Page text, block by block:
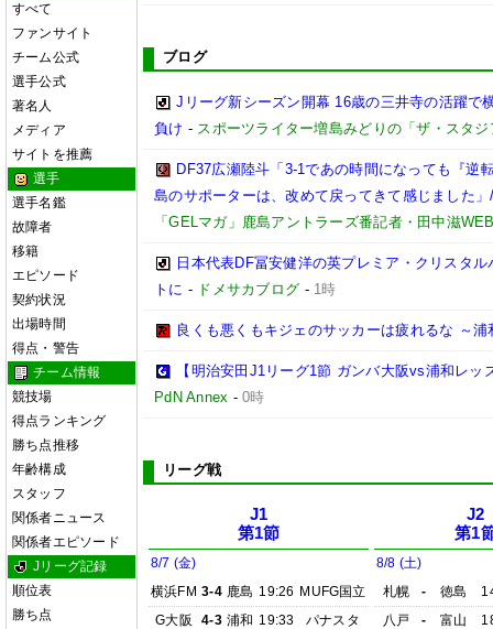
すべて
ファンサイト
チーム公式
選手公式
著名人
メディア
サイトを推薦
選手
選手名鑑
故障者
移籍
エピソード
契約状況
出場時間
得点・警告
チーム情報
競技場
得点ランキング
勝ち点推移
年齢構成
スタッフ
関係者ニュース
関係者エピソード
Jリーグ記録
順位表
勝ち点
ブログ
Jリーグ新シーズン開幕 16歳の三井寺の活躍で
負け - スポーツライター増島みどりの「ザ・スタジ
DF37広瀬陸斗「3-1であの時間になっても『逆
島のサポーターは、改めて戻ってきて感じました
「GELマガ」鹿島アントラーズ番記者・田中滋
日本代表DF冨安健洋の英プレミア・クリスタ
トに - ドメサカブログ - 1時
良くも悪くもキジェのサッカーは疲れるな ～
【明治安田J1リーグ1節 ガンバ大阪vs浦和レ
PdN Annex -0時
リーグ戦
J1
第1節
8/7 (金)
横浜FM 3-4 鹿島 19:26 MUFG国立
G大阪
4-3 浦和 19:33
パナスタ
J2
第1
8/8 (土)
札幌
- 徳島
八戸
- 富山